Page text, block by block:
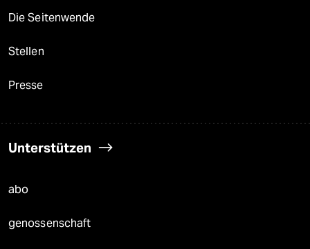
Die Seitenwende
Stellen
Presse
Unterstützen
abo
genossenschaft